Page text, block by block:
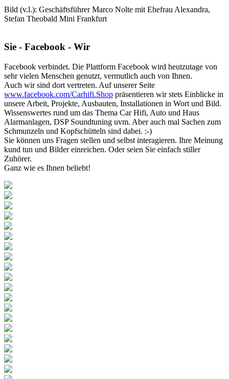
Bild (v.l.): Geschäftsführer Marco Nolte mit Ehefrau Alexandra,
Stefan Theobald Mini Frankfurt
Sie - Facebook - Wir
Facebook verbindet. Die Plattform Facebook wird heutzutage von
sehr vielen Menschen genutzt, vermutlich auch von Ihnen.
Auch wir sind dort vertreten. Auf unserer Seite
www.facebook.com/Carhifi.Shop präsentieren wir stets Einblicke in
unsere Arbeit, Projekte, Ausbauten, Installationen in Wort und Bild.
Wissenswertes rund um das Thema Car Hifi, Auto und Haus
Alarmanlagen, DSP Soundtuning uvm. Aber auch mal Sachen zum
Schmunzeln und Kopfschütteln sind dabei. :-)
Sie können uns Fragen stellen und selbst interagieren. Ihre Meinung
kund tun und Bilder einreichen. Oder seien Sie einfach stiller
Zuhörer.
Ganz wie es Ihnen beliebt!